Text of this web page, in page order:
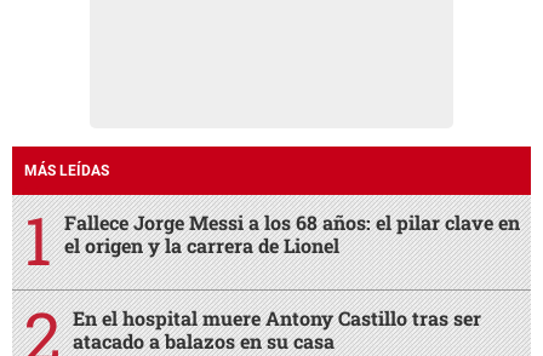
MÁS LEÍDAS
Fallece Jorge Messi a los 68 años: el pilar clave en
el origen y la carrera de Lionel
En el hospital muere Antony Castillo tras ser
atacado a balazos en su casa